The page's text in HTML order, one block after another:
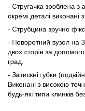
- Стругачка зроблена з
окремі деталі виконані
- Струбцина зручно
- Поворотний вузол на
двох сторін за
град.
- Затискні губки
Виконані з високою
будь-які типи клинків